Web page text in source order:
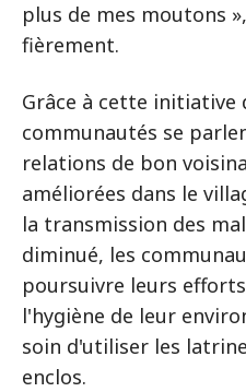
plus de mes moutons
fièrement.
Grâce à cette initiative
communautés se
relations de bon
améliorées dans le
la transmission des
diminué, les
poursuivre leurs
l'hygiène de leur
soin d'utiliser les
enclos.